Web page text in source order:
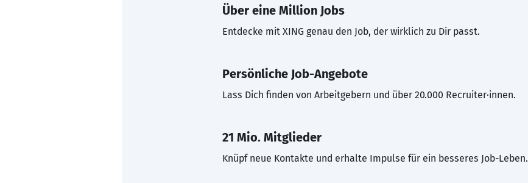
Über eine Million Jobs
Entdecke mit XING genau den Job, der wirklich zu Dir passt.
Persönliche Job-Angebote
Lass Dich finden von Arbeitgebern und über 20.000 Recruiter·innen.
21 Mio. Mitglieder
Knüpf neue Kontakte und erhalte Impulse für ein besseres Job-Leben.